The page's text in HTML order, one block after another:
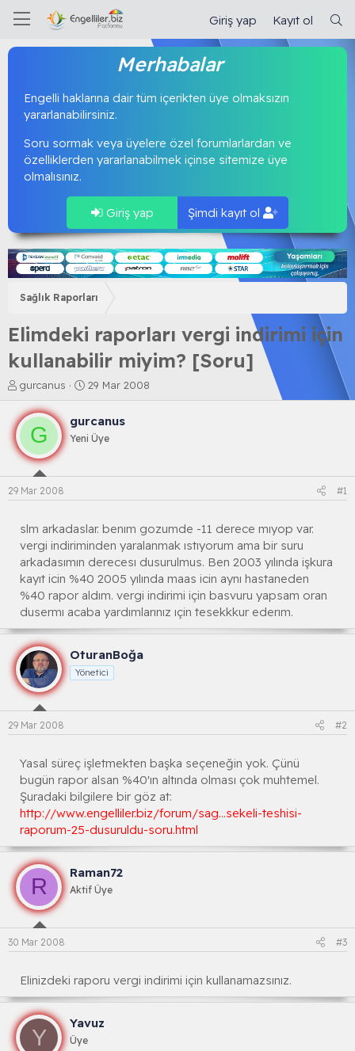
Giriş yap Kayıt ol
Merhabalar
Engelli haklarına dair tüm içerikten üye olmaksızın
yararlanabilirsiniz.
Soru sormak veya üyelere özel forumlarlardan ve
özelliklerden yararlanabilmek içinse sitemize üye
olmalısınız.
Giriş yap Şimdi kayıt ol
Sağlık Raporları
Elimdeki raporları vergi indirimi için
kullanabilir miyim? [Soru]
K
o
n
b
u
y
a
l
a
a
n
gurcanus
B
a
l
a
ç
a
r
h
i
29 Mar 2008
G
gurcanus
Yeni Üye
29 Mar 2008 #1
slm arkadaslar. benım gozumde -11 derece mıyop var.
vergi indiriminden yaralanmak ıstıyorum ama bir suru
arkadasımın derecesı dusurulmus. Ben 2003 yılında işkura
kayıt icin %40 2005 yılında maas icin aynı hastaneden
%40 rapor aldım. vergi indirimi için basvuru yapsam oran
dusermı acaba yardımlarınız ıçin tesekkkur ederım.
OturanBoğa
Yönetici
29 Mar 2008 #2
Yasal süreç işletmekten başka seçeneğin yok. Çünü
bugün rapor alsan %40'ın altında olması çok muhtemel.
Şuradaki bilgilere bir göz at:
http://www.engelliler.biz/forum/sag...sekeli-teshisi-
raporum-25-dusuruldu-soru.html
R
Raman72
Aktif Üye
30 Mar 2008 #3
Elinizdeki raporu vergi indirimi için kullanamazsınız.
Y
Yavuz
Üye